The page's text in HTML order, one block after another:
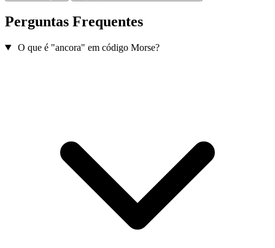
Perguntas Frequentes
O que é "ancora" em código Morse?